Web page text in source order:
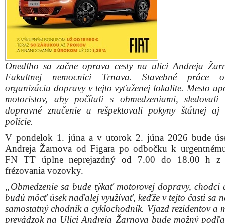
Onedlho sa začne oprava cesty na ulici Andreja
Fakultnej nemocnici Trnava. Stavebné práce
organizáciu dopravy v tejto vyťaženej lokalite. Mesto
motoristov, aby počítali s obmedzeniami, sledovali
dopravné značenie a rešpektovali pokyny štátnej aj
polície.
V pondelok 1. júna a v utorok 2. júna 2026 bude
Andreja Žarnova od Figara po odbočku k
FN TT úplne neprejazdný od 7.00 do 18.00 h z
frézovania vozovky.
„Obmedzenie sa bude týkať motorovej dopravy, chodci
budú môcť úsek naďalej využívať, keďže v tejto časti sa
samostatný chodník a cyklochodník. Vjazd rezidentov a
prevádzok na Ulici Andreja Žarnova bude možný